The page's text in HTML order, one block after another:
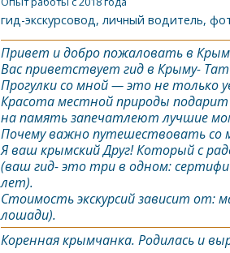
гид-экскурсовод, личный водитель,
Привет и добро пожаловать в Крым
Вас приветствует гид в Крыму-
Прогулки со мной — это не только
Красота местной природы
на память запечатлеют лучшие
Почему важно путешествовать со
Я ваш крымский Друг! Который с
(ваш гид- это три в одном:
лет).
Стоимость экскурсий зависит от:
лошади).
Коренная крымчанка. Родилась и